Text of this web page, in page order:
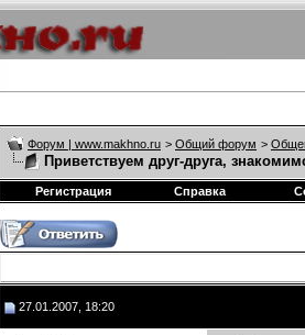
Форум | www.makhno.ru > Общий форум >
Приветствуем друг-друга,
Регистрация Справка
27.01.2007, 18:20